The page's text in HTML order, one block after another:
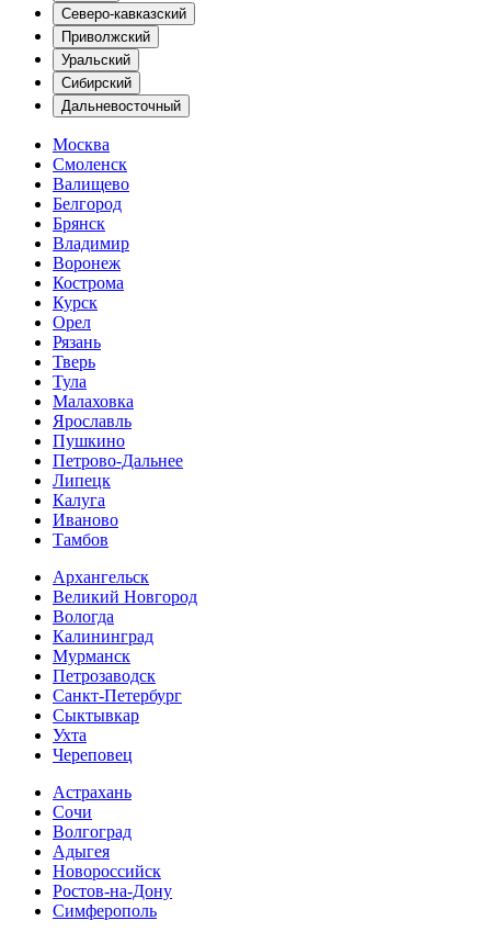
Северо-кавказский
Приволжский
Уральский
Сибирский
Дальневосточный
Москва
Смоленск
Валищево
Белгород
Брянск
Владимир
Воронеж
Кострома
Курск
Орел
Рязань
Тверь
Тула
Малаховка
Ярославль
Пушкино
Петрово-Дальнее
Липецк
Калуга
Иваново
Тамбов
Архангельск
Великий Новгород
Вологда
Калининград
Мурманск
Петрозаводск
Санкт-Петербург
Сыктывкар
Ухта
Череповец
Астрахань
Сочи
Волгоград
Адыгея
Новороссийск
Ростов-на-Дону
Симферополь